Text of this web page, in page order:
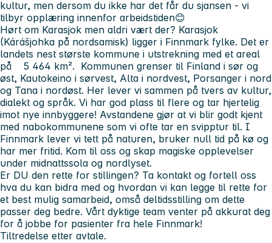
kultur, men dersom du ikke har det får du sjansen - vi
tilbyr opplæring innenfor arbeidstiden😊
Hørt om Karasjok men aldri vært der? Karasjok
(Kárášjohka på nordsamisk) ligger i Finnmark fylke. Det er
landets nest største kommune i utstrekning med et areal
på 5 464 km². Kommunen grenser til Finland i sør og
øst, Kautokeino i sørvest, Alta i nordvest, Porsanger i nord
og Tana i nordøst. Her lever vi sammen på tvers av kultur,
dialekt og språk. Vi har god plass til flere og tar hjertelig
imot nye innbyggere! Avstandene gjør at vi blir godt kjent
med nabokommunene som vi ofte tar en svipptur til. I
Finnmark lever vi tett på naturen, bruker null tid på kø og
har mer fritid. Kom til oss og skap magiske opplevelser
under midnattssola og nordlyset.
Er DU den rette for stillingen? Ta kontakt og fortell oss
hva du kan bidra med og hvordan vi kan legge til rette for
et best mulig samarbeid, omså deltidsstilling om dette
passer deg bedre. Vårt dyktige team venter på akkurat deg
for å jobbe for pasienter fra hele Finnmark!
Tiltredelse etter avtale.